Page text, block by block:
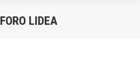
FORO LIDEA